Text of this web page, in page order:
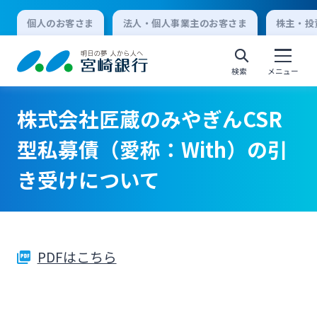
個人のお客さま 法人・個人事業主のお客さま 株主・
検索 メニュー
個人向けインターネットバンキング
ログオン
株式会社匠蔵のみやぎんCSR
型私募債（愛称：With）の引
き受けについて
PDFはこちら